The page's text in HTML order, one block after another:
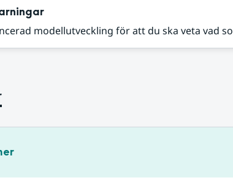
modellutveckling för att du ska veta vad